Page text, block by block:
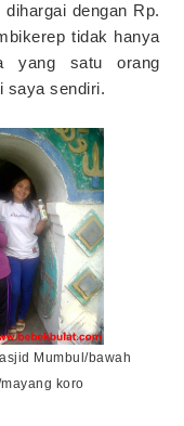
dengan Rp.
tidak hanya
yang satu orang
saya sendiri.
Mumbul/bawah
koro